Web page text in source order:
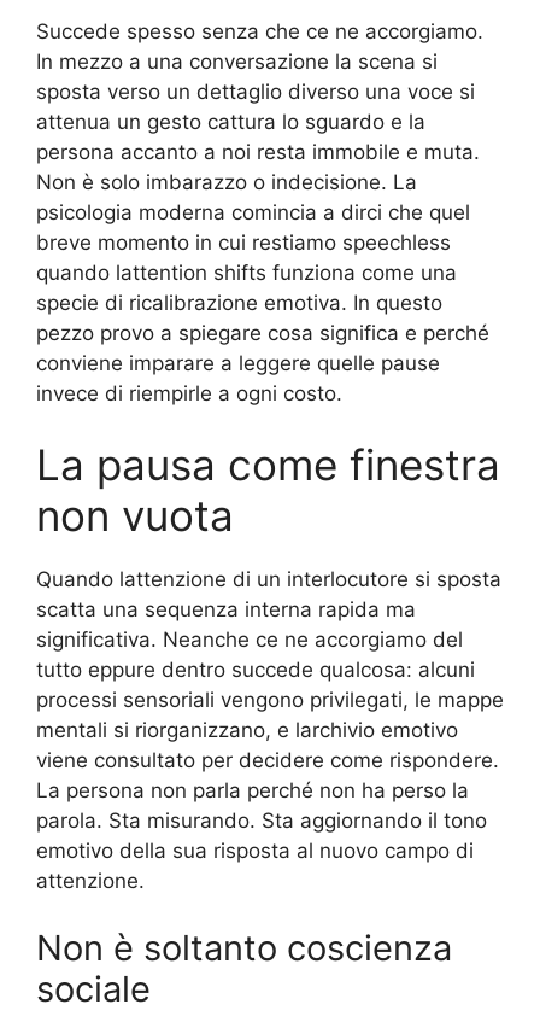
Succede spesso senza che ce ne accorgiamo.
In mezzo a una conversazione la scena si
sposta verso un dettaglio diverso una voce si
attenua un gesto cattura lo sguardo e la
persona accanto a noi resta immobile e muta.
Non è solo imbarazzo o indecisione. La
psicologia moderna comincia a dirci che quel
breve momento in cui restiamo speechless
quando lattention shifts funziona come una
specie di ricalibrazione emotiva. In questo
pezzo provo a spiegare cosa significa e perché
conviene imparare a leggere quelle pause
invece di riempirle a ogni costo.
La pausa come finestra
non vuota
Quando lattenzione di un interlocutore si sposta
scatta una sequenza interna rapida ma
significativa. Neanche ce ne accorgiamo del
tutto eppure dentro succede qualcosa: alcuni
processi sensoriali vengono privilegati, le mappe
mentali si riorganizzano, e larchivio emotivo
viene consultato per decidere come rispondere.
La persona non parla perché non ha perso la
parola. Sta misurando. Sta aggiornando il tono
emotivo della sua risposta al nuovo campo di
attenzione.
Non è soltanto coscienza
sociale